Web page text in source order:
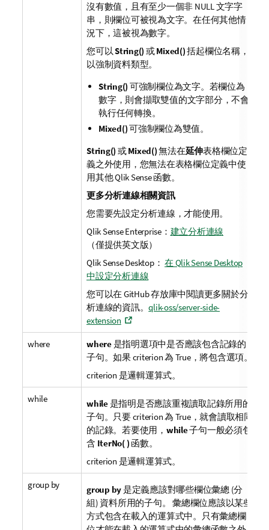
沒有數值，且有至少一個非 NULL 文字字
串，則欄位可被視為文字。在任何其他情
況下，這被視為數字。
您可以String() 或Mixed()括起欄位名稱，
以強制資料類型。
String() 可強制欄位為文字。若欄位為
數字，則會擷取雙值的文字部分，不會
執行任何轉換。
Mixed()可強制欄位為雙值。
String() 或Mixed()無法在延伸表格欄位定
義之外使用，您無法在表格欄位定義中使
用其他Qlik Sense函數。
更多分析連線相關資訊
您需要先設定分析連線，才能使用。
Qlik Sense Enterprise： 建立分析連線
（僅提供英文版）
Qlik Sense Desktop： 在 Qlik Sense Desktop
中設定分析連線
您可以在 GitHub 存放庫中閱讀更多關於分
析連線的資訊。qlik-oss/server-side-
extension
where where是指明選項中是否應該包含記錄的
子句。如果criterion為 True，將包含選項。
criterion 是邏輯運算式。
while while是指明是否應該重複讀取記錄所用的
子句。只要criterion為 True，就會讀取相同
的記錄。若要使用， while子句一般必須包
含 IterNo( ) 函數。
criterion 是邏輯運算式。
group by group by是定義應該對哪些欄位彙總 (分
組) 資料所用的子句。 彙總欄位應該以某些
方式包含在載入的運算式中。只有彙總欄